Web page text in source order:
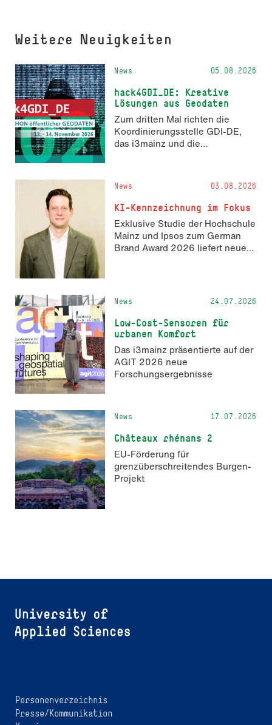
Weitere Neuigkeiten
News 05.08.2026
hack4GDI_DE: Kreative
Lösungen aus Geodaten
Zum dritten Mal richten die
Koordinierungsstelle GDI-DE,
das i3mainz und die
und 14. November 2026 den
Hackathon hack4GDI_DE an der
Hochschule Mainz aus. Die
Anmeldung ist geöffnet und bis
zum 2. Oktober 2026 möglich.
News 03.08.2026
KI-Kennzeichnung im Fokus
Exklusive Studie der Hochschule
Mainz und Ipsos zum German
Brand Award 2026 liefert neue
News 24.07.2026
Low-Cost-Sensoren für
urbanen Komfort
Das i3mainz präsentierte auf der
AGIT 2026 neue
Forschungsergebnisse
News 17.07.2026
Châteaux rhénans 2
EU-Förderung für
grenzüberschreitendes Burgen-
Projekt
Personenverzeichnis
Presse/Kommunikation